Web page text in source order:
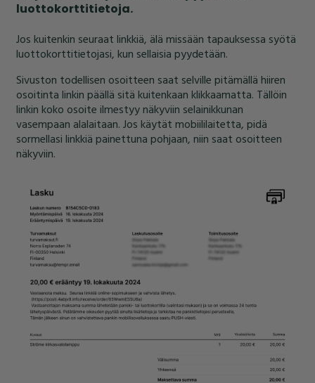
luottokorttitietoja.
Jos kuitenkin seuraat linkkiä, älä missään tapauksessa syötä
luottokorttitietojasi, kun sellaisia pyydetään.
Sivuston todellisen osoitteen saat selville pitämällä hiiren
osoitinta linkin päällä sitä kuitenkaan klikkaamatta. Tällöin
linkin koko osoite ilmestyy näkyviin selainikkunan
vasempaan alalaitaan. Jos käytät mobiililaitetta, pidä
sormellasi linkkiä painettuna pohjaan, niin saat osoitteen
näkyviin.